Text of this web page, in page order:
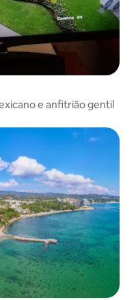
e anfitrião gentil